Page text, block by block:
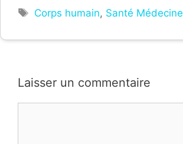
Étiquettes
Corps humain, Santé Médecine
Laisser un commentaire